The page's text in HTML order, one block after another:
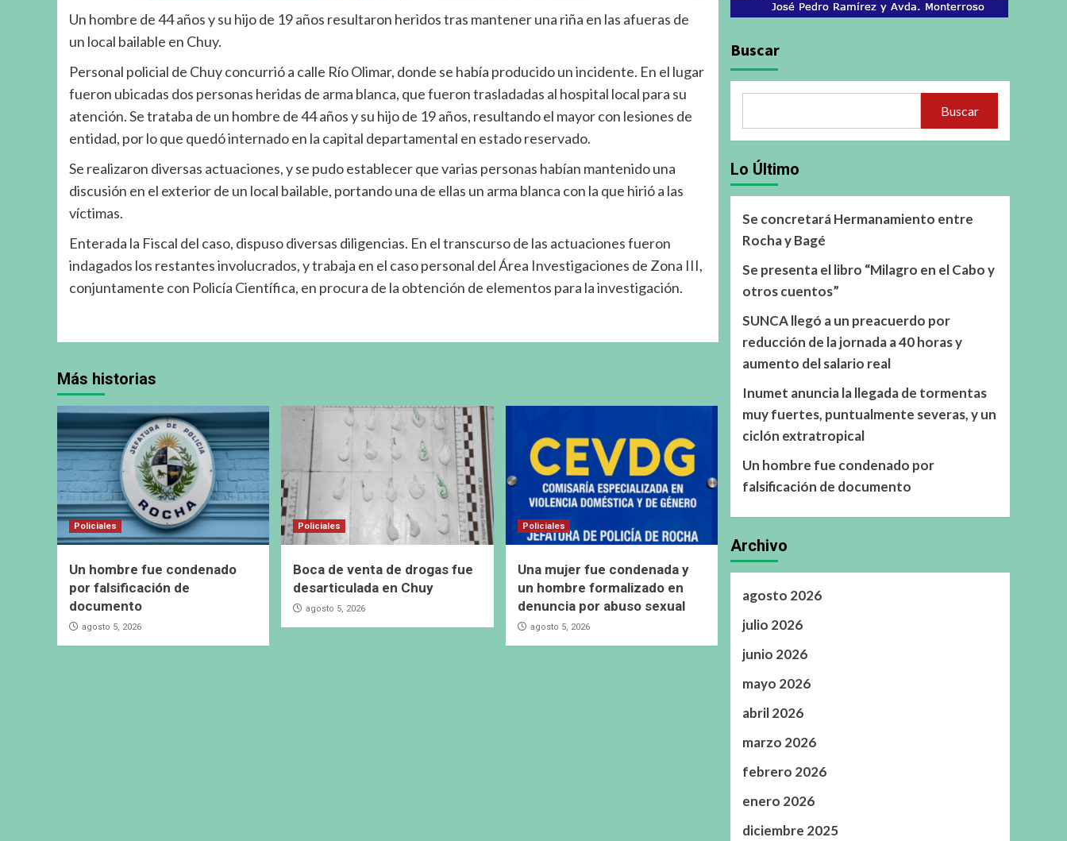
Un hombre de 44 años y su hijo de 19 años resultaron heridos tras mantener una riña en las afueras de
un local bailable en Chuy.
Personal policial de Chuy concurrió a calle Río Olimar, donde se había producido un incidente. En el lugar
fueron ubicadas dos personas heridas de arma blanca, que fueron trasladadas al hospital local para su
atención. Se trataba de un hombre de 44 años y su hijo de 19 años, resultando el mayor con lesiones de
entidad, por lo que quedó internado en la capital departamental en estado reservado.
Se realizaron diversas actuaciones, y se pudo establecer que varias personas habían mantenido una
discusión en el exterior de un local bailable, portando una de ellas un arma blanca con la que hirió a las
víctimas.
Enterada la Fiscal del caso, dispuso diversas diligencias. En el transcurso de las actuaciones fueron
indagados los restantes involucrados, y trabaja en el caso personal del Área Investigaciones de Zona III,
conjuntamente con Policía Científica, en procura de la obtención de elementos para la investigación.
Más historias
Policiales
Un hombre fue condenado
por falsificación de
documento
agosto 5, 2026
Policiales
Boca de venta de drogas fue
desarticulada en Chuy
agosto 5, 2026
Policiales
Una mujer fue condenada y
un hombre formalizado en
denuncia por abuso sexual
agosto 5, 2026
Buscar
Buscar
Lo Último
Se concretará Hermanamiento entre
Rocha y Bagé
Se presenta el libro “Milagro en el Cabo y
otros cuentos”
SUNCA llegó a un preacuerdo por
reducción de la jornada a 40 horas y
aumento del salario real
Inumet anuncia la llegada de tormentas
muy fuertes, puntualmente severas, y un
ciclón extratropical
Un hombre fue condenado por
falsificación de documento
Archivo
agosto 2026
julio 2026
junio 2026
mayo 2026
abril 2026
marzo 2026
febrero 2026
enero 2026
diciembre 2025